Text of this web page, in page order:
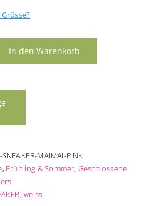
In den Warenkorb
MAIMAI-PINK
, Frühling & Sommer, Geschlossene
,weiss